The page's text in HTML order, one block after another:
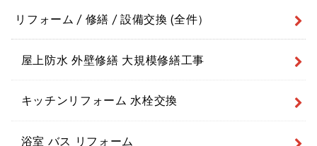
リフォーム / 修繕 / 設備交換 (全件）
屋上防水 外壁修繕 大規模修繕工事
キッチンリフォーム 水栓交換
浴室 バス リフォーム